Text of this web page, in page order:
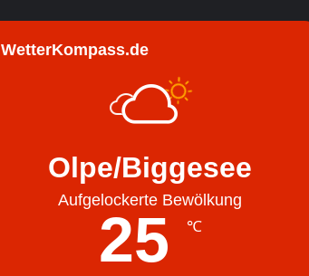
WetterKompass.de
Olpe/Biggesee
Aufgelockerte Bewölkung
25 ℃